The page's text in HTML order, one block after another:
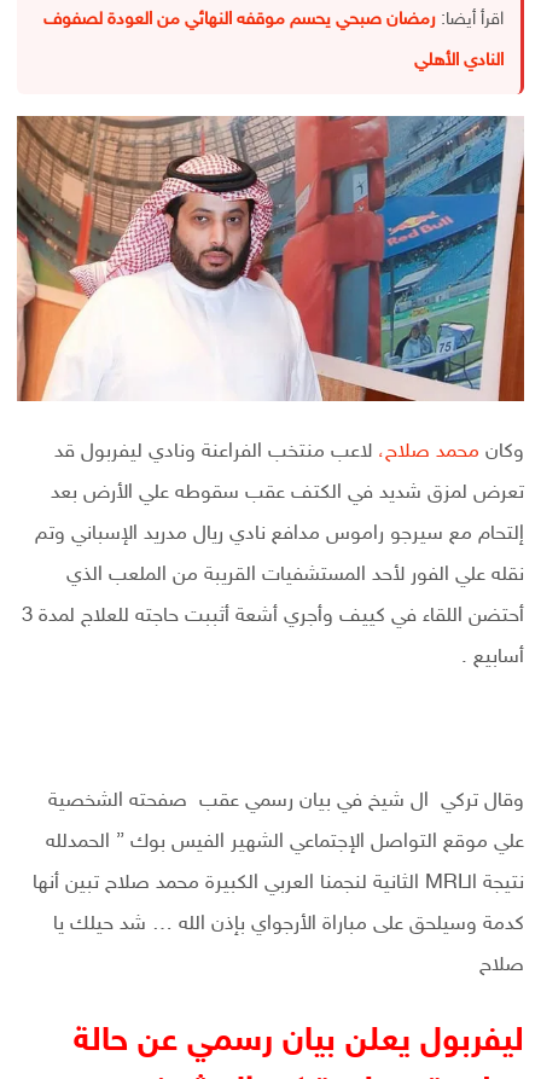
اقرأ أيضا: رمضان صبحي يحسم موقفه النهائي من العودة لصفوف
النادي الأهلي
وكان محمد صلاح، لاعب منتخب الفراعنة ونادي ليفربول قد
تعرض لمزق شديد في الكتف عقب سقوطه علي الأرض بعد
إلتحام مع سيرجو راموس مدافع نادي ريال مدريد الإسباني وتم
نقله علي الفور لأحد المستشفيات القريبة من الملعب الذي
أحتضن اللقاء في كييف وأجري أشعة أثببت حاجته للعلاج لمدة 3
أسابيع .
وقال تركي ال شيخ في بيان رسمي عقب صفحته الشخصية
علي موقع التواصل الإجتماعي الشهير الفيس بوك ” الحمدلله
نتيجة الـMRI الثانية لنجمنا العربي الكبيرة محمد صلاح تبين أنها
كدمة وسيلحق على مباراة الأرجواي بإذن الله … شد حيلك يا
صلاح
ليفربول يعلن بيان رسمي عن حالة